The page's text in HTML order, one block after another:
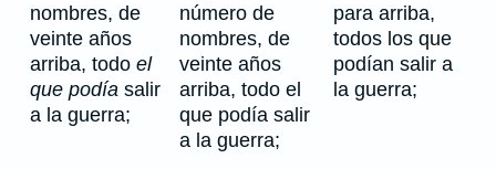
nombres, de
veinte años
arriba, todo el
que podía salir
a la guerra;
número de
nombres, de
veinte años
arriba, todo el
que podía salir
a la guerra;
para arriba,
todos los que
podían salir a
la guerra;